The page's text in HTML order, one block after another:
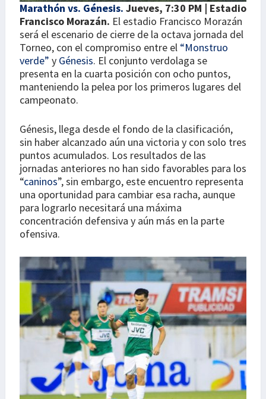
Marathón vs. Génesis. Jueves, 7:30 PM | Estadio
Francisco Morazán. El estadio Francisco Morazán
será el escenario de cierre de la octava jornada del
Torneo, con el compromiso entre el “Monstruo
verde” y Génesis. El conjunto verdolaga se
presenta en la cuarta posición con ocho puntos,
manteniendo la pelea por los primeros lugares del
campeonato.
Génesis, llega desde el fondo de la clasificación,
sin haber alcanzado aún una victoria y con solo tres
puntos acumulados. Los resultados de las
jornadas anteriores no han sido favorables para los
“caninos”, sin embargo, este encuentro representa
una oportunidad para cambiar esa racha, aunque
para lograrlo necesitará una máxima
concentración defensiva y aún más en la parte
ofensiva.